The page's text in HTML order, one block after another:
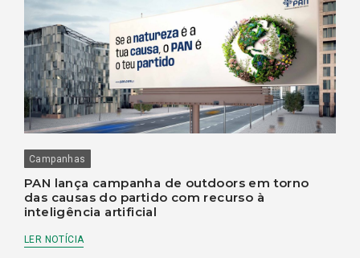
Campanhas
PAN lança campanha de outdoors em torno
das causas do partido com recurso à
inteligência artificial
LER NOTÍCIA